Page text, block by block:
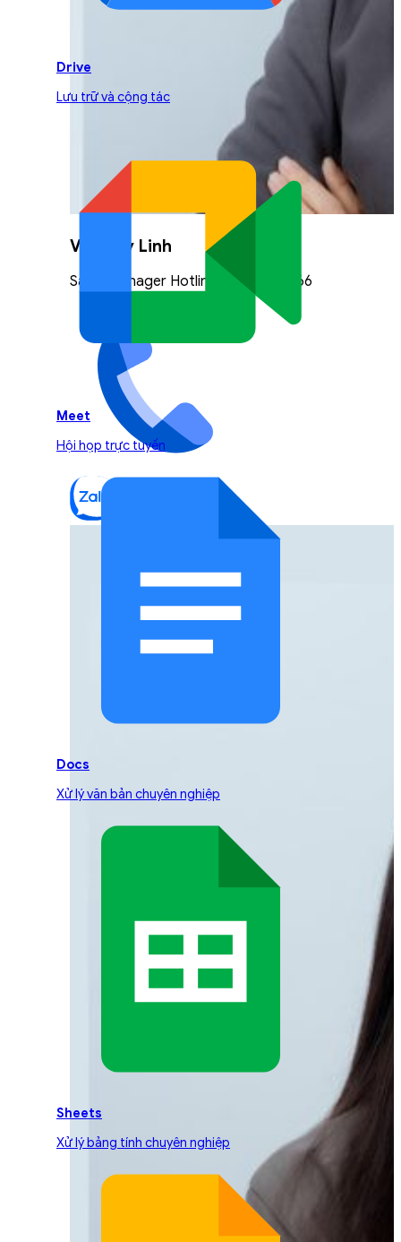
Vũ Thuỳ Linh
Sales Manager Hotline: 0842.999.666
Drive
Lưu trữ và cộng tác
Meet
Hội họp trực tuyến
Docs
Xử lý văn bản chuyên nghiệp
Sheets
Xử lý bảng tính chuyên nghiệp